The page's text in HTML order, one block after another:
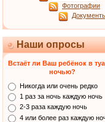
Фотографии
Наши опросы
Встаёт ли Ваш ребёнок в
ночью?
Никогда или очень редко
1 раз за ночь каждую ночь
2-3 раза каждую ночь
4 или более раз каждую